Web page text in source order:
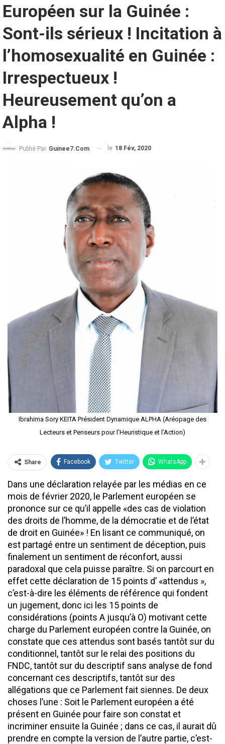
Européen sur la Guinée :
Sont-ils sérieux ! Incitation à
l’homosexualité en Guinée :
Irrespectueux !
Heureusement qu’on a
Alpha !
Publié Par Guinee7.com le 18 Fév, 2020
Ibrahima Sory KEITA Président Dynamique ALPHA (Aréopage des
Lecteurs et Penseurs pour l’Heuristique et l’Action)
Share Facebook Twitter WhatsApp
Dans une déclaration relayée par les médias en ce
mois de février 2020, le Parlement européen se
prononce sur ce qu’il appelle «des cas de violation
des droits de l’homme, de la démocratie et de l’état
de droit en Guinée» ! En lisant ce communiqué, on
est partagé entre un sentiment de déception, puis
finalement un sentiment de réconfort, aussi
paradoxal que cela puisse paraître. Si on parcourt en
effet cette déclaration de 15 points d’ «attendus »,
c’est-à-dire les éléments de référence qui fondent
un jugement, donc ici les 15 points de
considérations (points A jusqu’à O) motivant cette
charge du Parlement européen contre la Guinée, on
constate que ces attendus sont basés tantôt sur du
conditionnel, tantôt sur le relai des positions du
FNDC, tantôt sur du descriptif sans analyse de fond
concernant ces descriptifs, tantôt sur des
allégations que ce Parlement fait siennes. De deux
choses l’une : Soit le Parlement européen a été
présent en Guinée pour faire son constat et
incriminer ensuite la Guinée ; dans ce cas, il aurait dû
prendre en compte la version de l’autre partie, c’est-